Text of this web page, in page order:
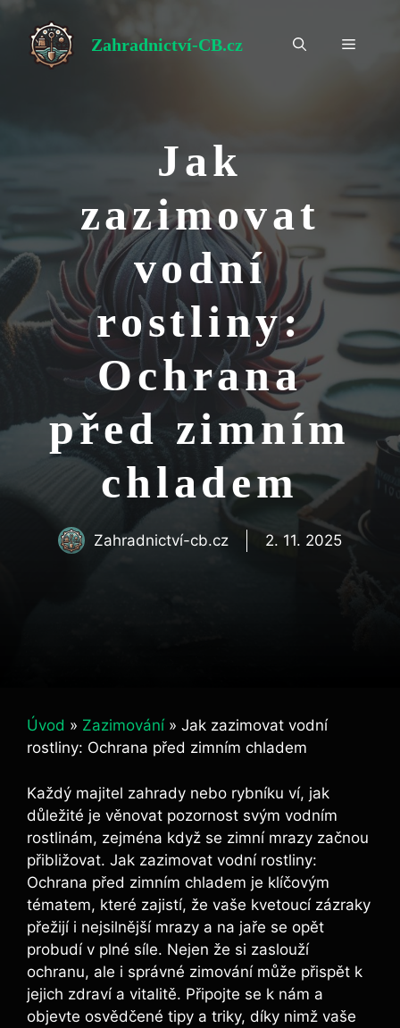
obsah
Zahradnictví-CB.cz Menu
Jak
zazimovat
vodní
rostliny:
Ochrana
před zimním
chladem
Zahradnictví-cb.cz 2. 11. 2025
Úvod » Zazimování » Jak zazimovat vodní
rostliny: Ochrana před zimním chladem
Každý majitel zahrady nebo rybníku ví, jak
důležité je věnovat pozornost svým vodním
rostlinám, zejména když se zimní mrazy začnou
přibližovat. Jak zazimovat vodní rostliny:
Ochrana před zimním chladem je klíčovým
tématem, které zajistí, že vaše kvetoucí zázraky
přežijí i nejsilnější mrazy a na jaře se opět
probudí v plné síle. Nejen že si zaslouží
ochranu, ale i správné zimování může přispět k
jejich zdraví a vitalitě. Připojte se k nám a
objevte osvědčené tipy a triky, díky nimž vaše